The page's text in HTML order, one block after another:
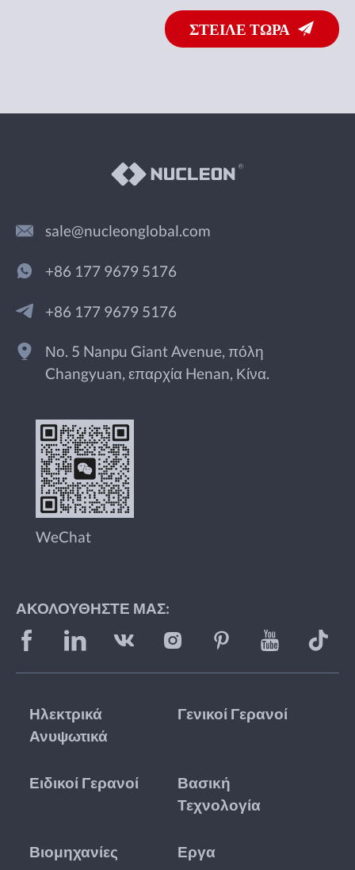
ΣΤΕΙΛΕ ΤΩΡΑ
sale@nucleonglobal.com
+86 177 9679 5176
+86 177 9679 5176
Νο. 5 Nanpu Giant Avenue, πόλη
Changyuan, επαρχία Henan, Κίνα.
WeChat
ΑΚΟΛΟΥΘΉΣΤΕ ΜΑΣ:
Ηλεκτρικά
Ανυψωτικά
Γενικοί Γερανοί
Ειδικοί Γερανοί
Βασική
Τεχνολογία
Βιομηχανίες Εργα